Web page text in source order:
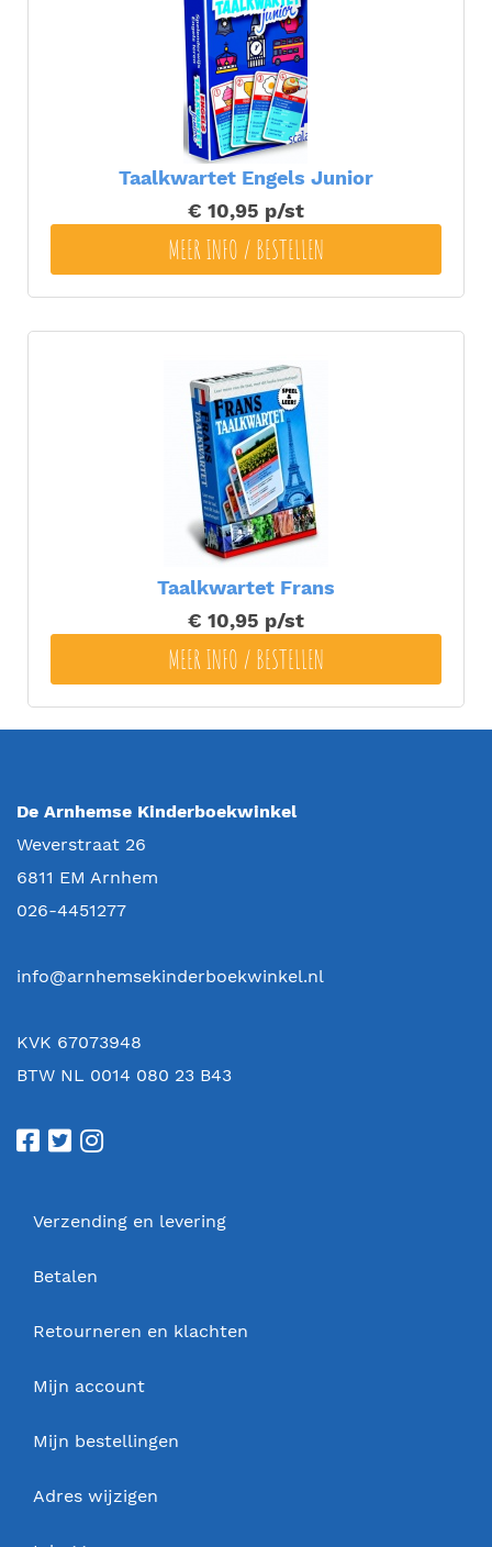
Taalkwartet Engels Junior
€ 10,95 p/st
MEER INFO / BESTELLEN
Taalkwartet Frans
€ 10,95 p/st
MEER INFO / BESTELLEN
De Arnhemse Kinderboekwinkel
Weverstraat 26
6811 EM Arnhem
026-4451277
info@arnhemsekinderboekwinkel.nl
KVK 67073948
BTW NL 0014 080 23 B43
Verzending en levering
Betalen
Retourneren en klachten
Mijn account
Mijn bestellingen
Adres wijzigen